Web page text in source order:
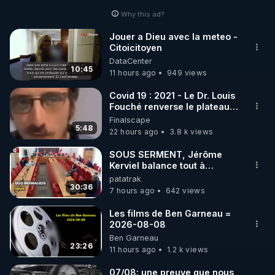
🌱 INSTAGRAM
https://www.instagram.com/rdlr_thierrycasasnovas/
http://rgnr.li/instagram
🌱 LA NEWSLETTER
Pour ne pas rater l’actualité RGNR (stages,
http://rgnr.li/news
🌱 VIDÉOS NON CENSURÉES SUR ODYSEE
Toutes les vidéos Youtube sont aussi sur la
http://rgnr.li/odysee
🌱 LES STAGES EN PRÉSENTIEL
Why this ad?
10:45
Jouer a Dieu avec la meteo -
Citoicitoyen
DataCenter
11 hours ago
949 views
5:48
Covid 19 : 2021 - Le Dr. Louis
Fouché renverse le plateau
de CNews !
Finalscape
22 hours ago
3.8 k views
30:36
SOUS SERMENT, Jérôme
Kerviel balance tout à
l'Assemblée !
patatrak
7 hours ago
642 views
23:26
Les films de Ben Garneau =
2026-08-08
Ben Garneau
11 hours ago
1.2 k views
07/08: une preuve que nous